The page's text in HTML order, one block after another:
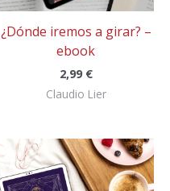
¿Dónde iremos a girar? –
ebook
2,99 €
Claudio Lier